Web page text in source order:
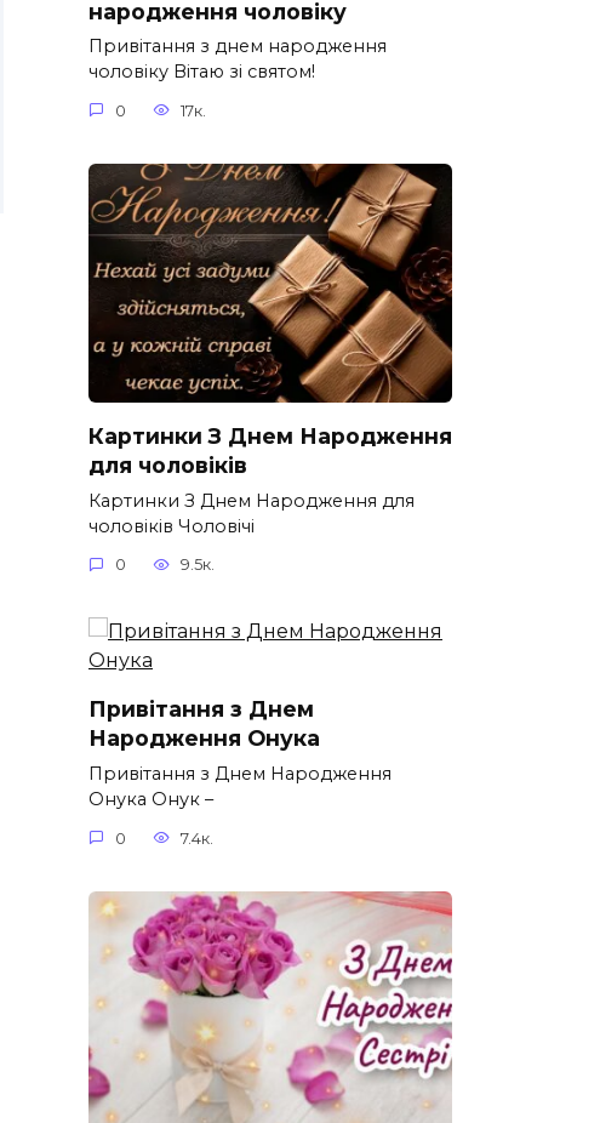
народження чоловіку
Привітання з днем народження
чоловіку Вітаю зі святом!
0 17к.
Картинки З Днем Народження
для чоловіків​
Картинки З Днем Народження для
чоловіків​ Чоловічі
0 9.5к.
Привітання з Днем
Народження Онука
Привітання з Днем Народження
Онука Онук –
0 7.4к.